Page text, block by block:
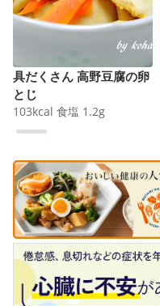
具だくさん 高野豆腐の卵
とじ
103kcal 食塩 1.2g